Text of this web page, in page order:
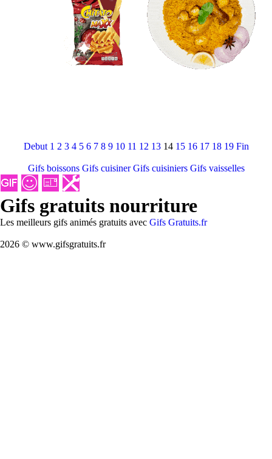
Debut 1 2 3 4 5 6 7 8 9 10 11 12 13 14 15 16 17 18 19 Fin
Gifs boissons Gifs cuisiner Gifs cuisiniers Gifs vaisselles
Gifs gratuits nourriture
Les meilleurs gifs animés gratuits avec Gifs Gratuits.fr
2026 © www.gifsgratuits.fr